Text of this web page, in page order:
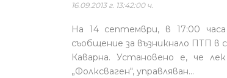
16.09.2013 г. 13:42:00 ч.
На 14 септември, в 17:00
съобщение за възникнало ПТП в
Каварна. Установено е, че
„Фолксваген", управляван...